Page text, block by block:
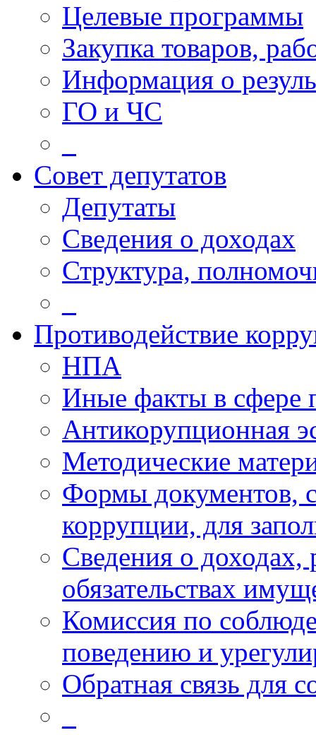
Целевые программы
Закупка товаров,
Информация о
ГО и ЧС
Совет депутатов
Депутаты
Сведения о доходах
Структура,
Противодействие
НПА
Иные факты в сфере
Антикорупционная
Методические
Формы документов,
коррупции, для
Сведения о доходах,
обязательствах
Комиссия по
поведению и
Обратная связь для